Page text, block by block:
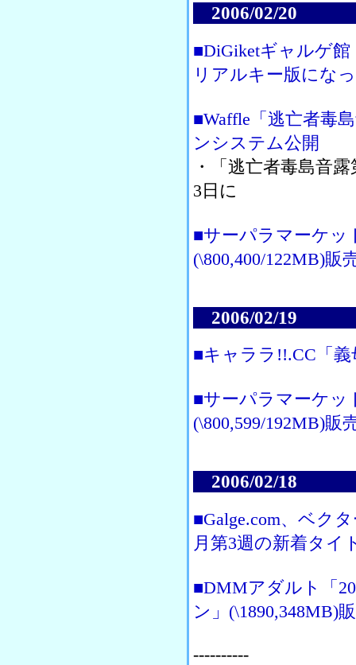
2006/02/20
■DiGiketギャルゲ
リアルキー版にな
■Waffle「逃亡者毒
ンシステム公開
・「逃亡者毒島音
3日に
■サーパラマーケッ
(\800,400/122MB)販
2006/02/19
■キャララ!!.CC「義
■サーパラマーケッ
(\800,599/192MB)販
2006/02/18
■Galge.com、ベク
月第3週の新着タイ
■DMMアダルト「
ン」(\1890,348MB)
----------